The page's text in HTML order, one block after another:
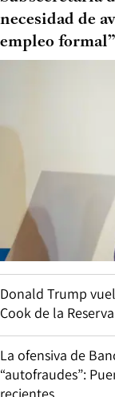
necesidad de
empleo formal”
Donald Trump
Cook de la
La ofensiva de
“autofraudes”:
recientes